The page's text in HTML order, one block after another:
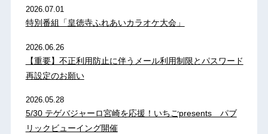
2026.07.01
特別番組「皇徳寺ふれあいカラオケ大会」
2026.06.26
【重要】不正利用防止に伴うメール利用制限とパスワード
再設定のお願い
2026.05.28
5/30 テゲバジャーロ宮崎を応援！いちごpresents パブ
リックビューイング開催